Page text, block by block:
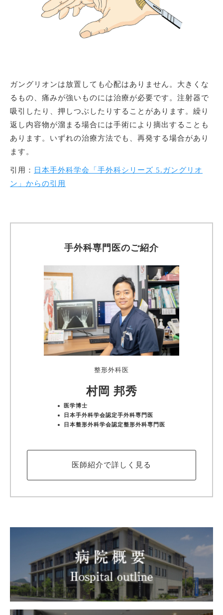
ガングリオンは放置しても心配はありません。大きくな
るもの、痛みが強いものには治療が必要です。注射器で
吸引したり、押しつぶしたりすることがあります。繰り
返し内容物が溜まる場合には手術により摘出することも
あります。いずれの治療方法でも、再発する場合があり
ます。
引用：
日本手外科学会「手外科シリーズ 5.ガングリオ
ン」からの引用
手外科専門医のご紹介
整形外科医
村岡 邦秀
医学博士
日本手外科学会認定手外科専門医
日本整形外科学会認定整形外科専門医
医師紹介で詳しく見る